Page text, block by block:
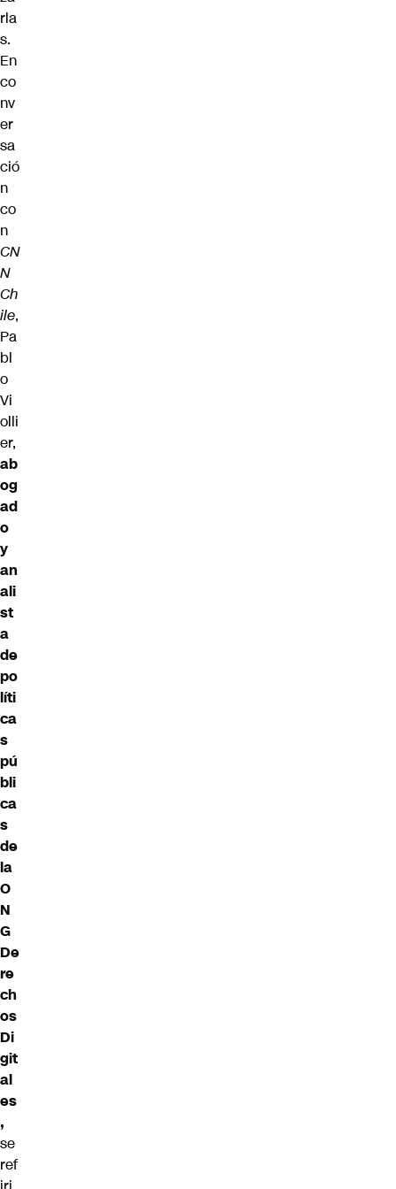
rla
s.
En
co
nv
er
sa
ció
n
co
n
CN
N
Ch
ile,
Pa
bl
o
Vi
olli
er,
ab
og
ad
o
y
an
ali
st
a
de
po
líti
ca
s
pú
bli
ca
s
de
la
O
N
G
De
re
ch
os
Di
git
al
es
,
se
ref